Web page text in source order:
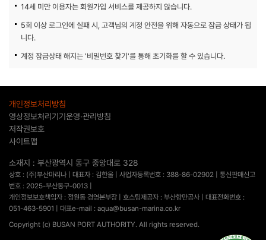
14세 미만 이용자는 회원가입 서비스를 제공하지 않습니다.
5회 이상 로그인에 실패 시, 고객님의 계정 안전을 위해 자동으로 잠금 상태가 됩
니다.
계정 잠금상태 해지는 '비밀번호 찾기'를 통해 초기화를 할 수 있습니다.
개인정보처리방침
영상정보처리기기운영·관리방침
저작권보호
사이트맵
소재지 : 부산광역시 동구 중앙대로 328
상호 : (주)부산마리나 | 대표자 : 김한울 | 사업자등록번호 : 388-86-02902 | 통신판매신고
번호 : 2025-부산동구-0013 |
개인정보보호책임자 : 정원동 경영본부장 | 호스팅제공자 : 부산항만공사 | 대표전화번호 :
051-463-5901 | 대표e-mail : aqua@busan-marina.co.kr
Copyright (c) BUSAN PORT AUTHORITY. All rights reserved.